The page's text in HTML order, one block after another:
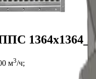
1364x1364_2
м3/ч;